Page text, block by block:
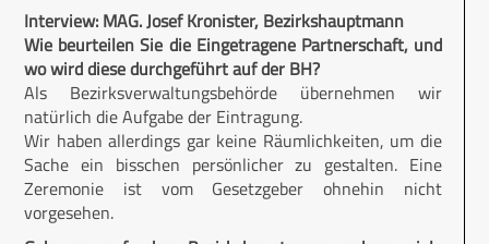
Interview: MAG. Josef Kronister, Bezirkshauptmann
Wie beurteilen Sie die Eingetragene Partnerschaft, und
wo wird diese durchgeführt auf der BH?
Als Bezirksverwaltungsbehörde übernehmen wir
natürlich die Aufgabe der Eintragung.
Wir haben allerdings gar keine Räumlichkeiten, um die
Sache ein bisschen persönlicher zu gestalten. Eine
Zeremonie ist vom Gesetzgeber ohnehin nicht
vorgesehen.